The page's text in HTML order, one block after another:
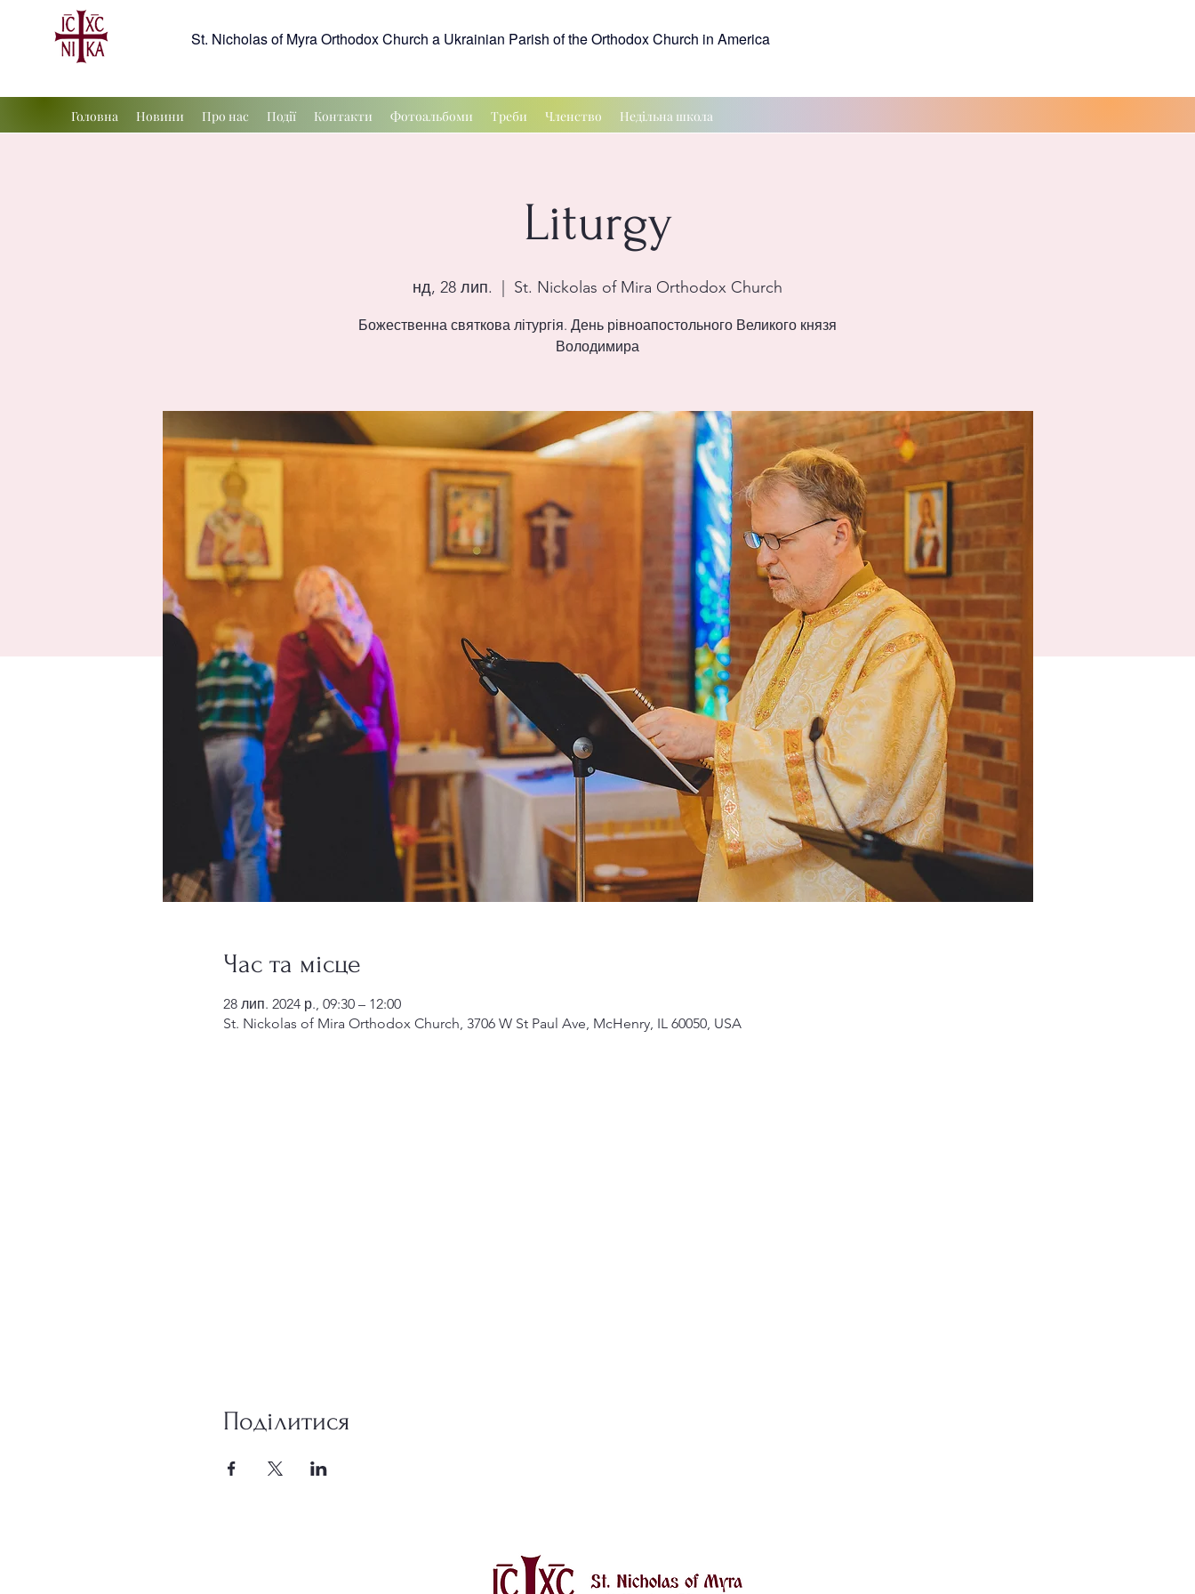
St. Nicholas of Myra Orthodox Church a Ukrainian Parish of the Orthodox Church in America
Головна Новини Про нас Події Контакти Фотоальбоми Треби Членство Недільна школа
Liturgy
нд, 28 лип. St. Nickolas of Mira Orthodox Church
Божественна святкова літургія. День рівноапостольного Великого князя
Володимира
Час та місце
28 лип. 2024 р., 09:30 – 12:00
St. Nickolas of Mira Orthodox Church, 3706 W St Paul Ave, McHenry, IL 60050, USA
Поділитися